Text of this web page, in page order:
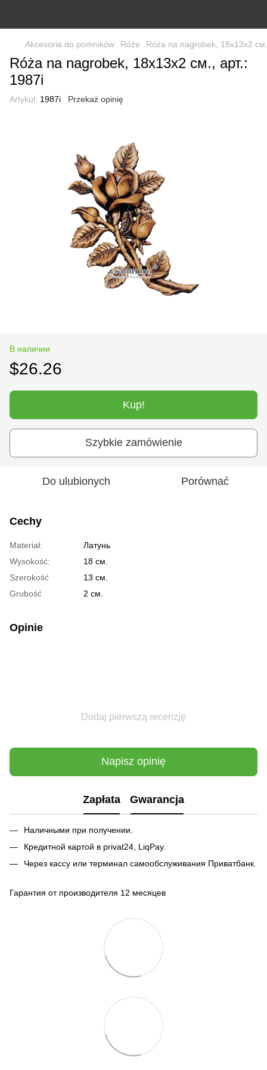
Akcesoria do pomników Róże Róża na nagrobek, 18х13x2
Róża na nagrobek, 18х13x2 см., арт.:
1987i
Artykul: 1987i Przekaż opinię
В наличии
$26.26
Kup!
Szybkie zamówienie
Do ulubionych Porównać
Cechy
Materiał:
Латунь
Wysokość:
18 см.
Szerokość
13 см.
Grubość
2 см.
Opinie
Dodaj pierwszą recenzję
Napisz opinię
Zapłata Gwarancja
Наличными при получении.
Кредитной картой в privat24, LiqPay.
Через кассу или терминал самообслуживания Приватбанк.
Гарантия от производителя 12 месяцев